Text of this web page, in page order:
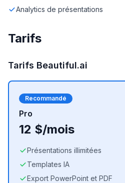
Analytics de présentations
Tarifs
Tarifs Beautiful.ai
Recommandé
Pro
12 $/mois
Présentations illimitées
Templates IA
Export PowerPoint et PDF